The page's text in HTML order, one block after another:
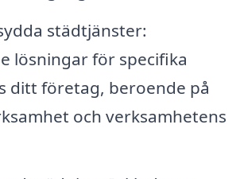
städtjänster:
lösningar för specifika
ditt företag, beroende på
och verksamhetens